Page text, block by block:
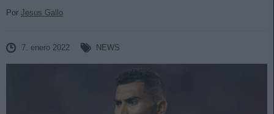
Por Jesus Gallo
7. enero 2022 NEWS